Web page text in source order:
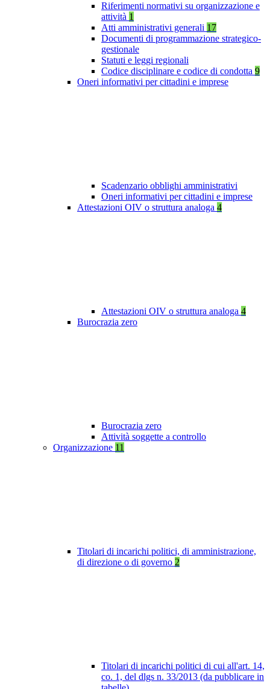
Riferimenti normativi su organizzazione e
attività 1
Atti amministrativi generali 17
Documenti di programmazione strategico-
gestionale
Statuti e leggi regionali
Codice disciplinare e codice di condotta 9
Oneri informativi per cittadini e imprese
Scadenzario obblighi amministrativi
Oneri informativi per cittadini e imprese
Attestazioni OIV o struttura analoga 4
Attestazioni OIV o struttura analoga 4
Burocrazia zero
Burocrazia zero
Attività soggette a controllo
Organizzazione 11
Titolari di incarichi politici, di amministrazione,
di direzione o di governo 2
Titolari di incarichi politici di cui all'art. 14,
co. 1, del dlgs n. 33/2013 (da pubblicare in